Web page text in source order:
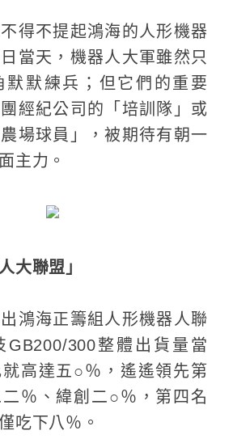
得不提起鴻海的人形機器
當天，機器人大軍雖然只
默默練兵；但它們的重要
經紀公司的「培訓隊」或
場球員」，被期待有朝一
主力。
大聯盟」
鴻海正籌組人形機器人聯
GB200/300整體出貨量當
高達五○％，遙遙領先第
％、緯創二○％，第四名
吃下八％。